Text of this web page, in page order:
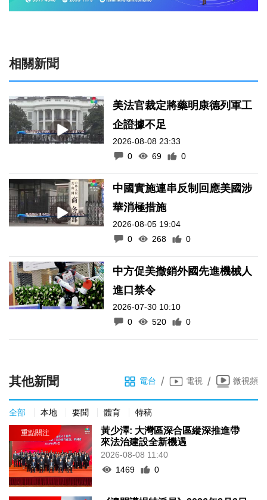
相關新聞
美法官裁定將藥明康德列軍工
企證據不足
2026-08-08 23:33
0
69 0
中國實施連串反制回應美國涉
華消極措施
2026-08-05 19:04
0
268 0
中方促美撤銷外國先進機械人
進口禁令
2026-07-30 10:10
0
520 0
其他新聞 電台 / 電視 / 微視頻
全部 本地 要聞 體育 特稿
黃少澤: 大灣區深合區縱深推進帶
來法治建設全新機遇
2026-08-08 11:40
1469
0